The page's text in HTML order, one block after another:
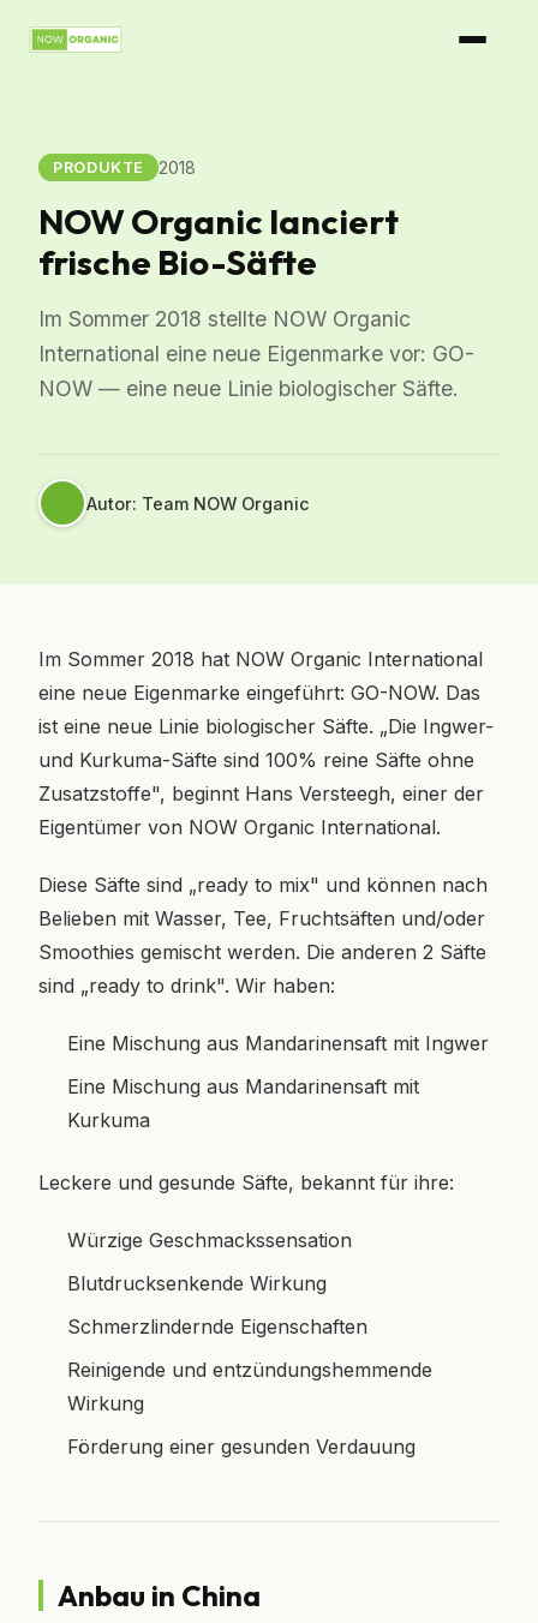
PRODUKTE 2018
NOW Organic lanciert
frische Bio-Säfte
Im Sommer 2018 stellte NOW Organic
International eine neue Eigenmarke vor: GO-
NOW — eine neue Linie biologischer Säfte.
Autor: Team NOW Organic
Im Sommer 2018 hat NOW Organic International
eine neue Eigenmarke eingeführt: GO-NOW. Das
ist eine neue Linie biologischer Säfte. „Die Ingwer-
und Kurkuma-Säfte sind 100% reine Säfte ohne
Zusatzstoffe", beginnt Hans Versteegh, einer der
Eigentümer von NOW Organic International.
Diese Säfte sind „ready to mix" und können nach
Belieben mit Wasser, Tee, Fruchtsäften und/oder
Smoothies gemischt werden. Die anderen 2 Säfte
sind „ready to drink". Wir haben:
Eine Mischung aus Mandarinensaft mit Ingwer
Eine Mischung aus Mandarinensaft mit
Kurkuma
Leckere und gesunde Säfte, bekannt für ihre:
Würzige Geschmackssensation
Blutdrucksenkende Wirkung
Schmerzlindernde Eigenschaften
Reinigende und entzündungshemmende
Wirkung
Förderung einer gesunden Verdauung
Anbau in China